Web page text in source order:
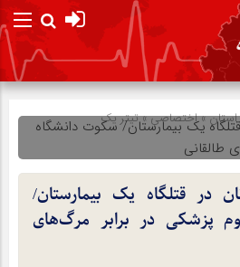
استان»اختصاصی»تیتر یک
در قتلگاه یک بیمارستان/
پزشکی در برابر مرگ‌های